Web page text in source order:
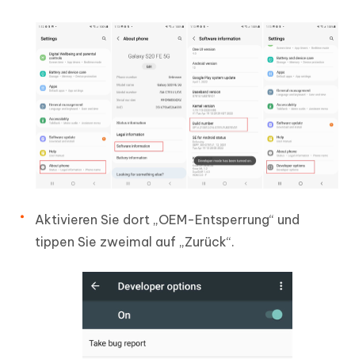
Aktivieren Sie dort „OEM-Entsperrung“ und
tippen Sie zweimal auf „Zurück“.